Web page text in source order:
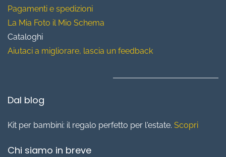
Pagamenti e spedizioni
La Mia Foto il Mio Schema
Cataloghi
Aiutaci a migliorare, lascia un feedback
Dal blog
Kit per bambini: il regalo perfetto per l'estate. Scopri
Chi siamo in breve